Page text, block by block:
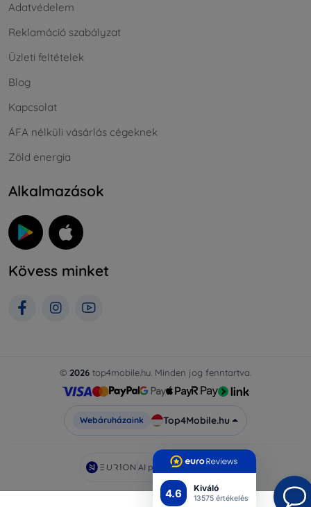
4.6 Kiváló
13575 értékelés
Adatvédelem
Reklamáció szabályzat
Üzleti feltételek
Blog
Kapcsolat
ÁFA nélküli vásárlás cégeknek
Zöld energia
Alkalmazások
Kövess minket
© 2026 top4mobile.hu. Minden jog fenntartva.
Webáruházaink Top4Mobile.hu
AI powered byEurion